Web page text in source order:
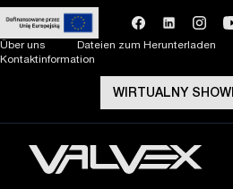
Über uns Dateien zum Herunterladen
Kontaktinformation
WIRTUALNY